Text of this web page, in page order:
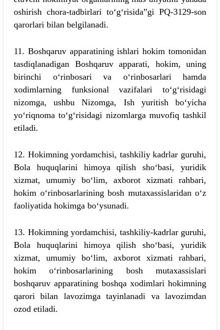
oshirish chora-tadbirlari to‘g‘risida”gi PQ-3129-son
qarorlari bilan belgilanadi.
11. Boshqaruv apparatining ishlari hokim tomonidan
tasdiqlanadigan Boshqaruv apparati, hokim, uning
birinchi o‘rinbosari va o‘rinbosarlari hamda
xodimlarning funksional vazifalari to‘g‘risidagi
nizomga, ushbu Nizomga, Ish yuritish bo‘yicha
yo‘riqnoma to‘g‘risidagi nizomlarga muvofiq tashkil
etiladi.
12. Hokimning yordamchisi, tashkiliy kadrlar guruhi,
Bola huquqlarini himoya qilish sho‘basi, yuridik
xizmat, umumiy bo‘lim, axborot xizmati rahbari,
hokim o‘rinbosarlarining bosh mutaxassislaridan o‘z
faoliyatida hokimga bo‘ysunadi.
13. Hokimning yordamchisi, tashkiliy-kadrlar guruhi,
Bola huquqlarini himoya qilish sho‘basi, yuridik
xizmat, umumiy bo‘lim, axborot xizmati rahbari,
hokim o‘rinbosarlarining bosh mutaxassislari
boshqaruv apparatining boshqa xodimlari hokimning
qarori bilan lavozimga tayinlanadi va lavozimdan
ozod etiladi.